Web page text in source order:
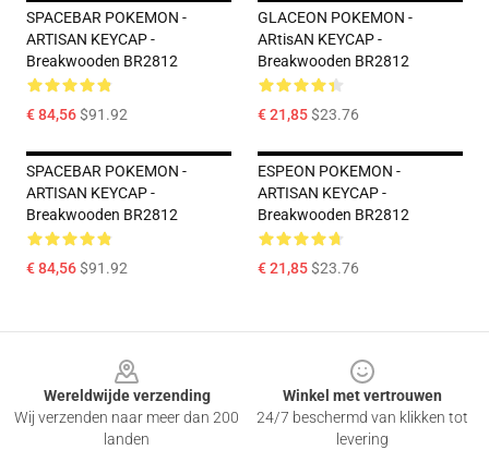
SPACEBAR POKEMON -
ARTISAN KEYCAP -
Breakwooden BR2812
€ 84,56$91.92
GLACEON POKEMON -
ARtisAN KEYCAP -
Breakwooden BR2812
€ 21,85$23.76
SPACEBAR POKEMON -
ARTISAN KEYCAP -
Breakwooden BR2812
€ 84,56$91.92
ESPEON POKEMON -
ARTISAN KEYCAP -
Breakwooden BR2812
€ 21,85$23.76
Wereldwijde verzending
Wij verzenden naar meer dan 200
landen
Winkel met vertrouwen
24/7 beschermd van klikken tot
levering